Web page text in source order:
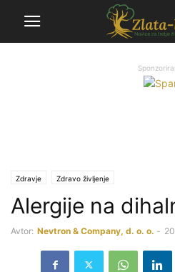
Zdravje Zdravo življenje
Alergije na
Avtor: Nevtron & Company, d. o. o. -